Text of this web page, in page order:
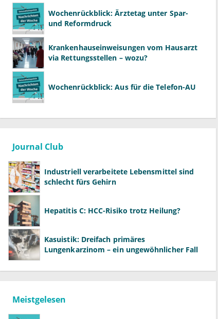
Wochenrückblick: Ärztetag unter Spar-
und Reformdruck
Krankenhauseinweisungen vom Hausarzt
via Rettungsstellen – wozu?
Wochenrückblick: Aus für die Telefon-AU
Journal Club
Industriell verarbeitete Lebensmittel sind
schlecht fürs Gehirn
Hepatitis C: HCC-Risiko trotz Heilung?
Kasuistik: Dreifach primäres
Lungenkarzinom – ein ungewöhnlicher Fall
Meistgelesen